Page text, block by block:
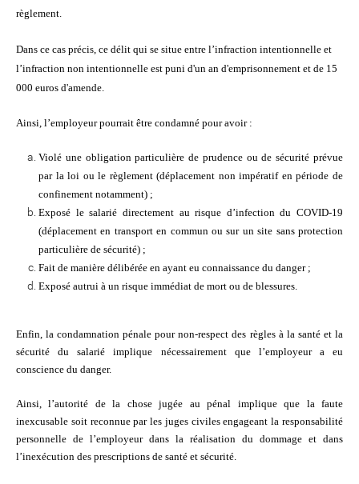
règlement.
Dans ce cas précis, ce délit qui se situe entre l’infraction intentionnelle et
l’infraction non intentionnelle est puni d'un an d'emprisonnement et de 15
000 euros d'amende.
Ainsi, l’employeur pourrait être condamné pour avoir :
Violé une obligation particulière de prudence ou de sécurité prévue
par la loi ou le règlement (déplacement non impératif en période de
confinement notamment) ;
Exposé le salarié directement au risque d’infection du COVID-19
(déplacement en transport en commun ou sur un site sans protection
particulière de sécurité) ;
Fait de manière délibérée en ayant eu connaissance du danger ;
Exposé autrui à un risque immédiat de mort ou de blessures.
Enfin, la condamnation pénale pour non-respect des règles à la santé et la
sécurité du salarié implique nécessairement que l’employeur a eu
conscience du danger.
Ainsi, l’autorité de la chose jugée au pénal implique que la faute
inexcusable soit reconnue par les juges civiles engageant la responsabilité
personnelle de l’employeur dans la réalisation du dommage et dans
l’inexécution des prescriptions de santé et sécurité.